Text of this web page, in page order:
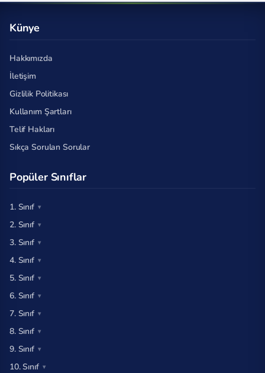
Künye
Hakkımızda
İletişim
Gizlilik Politikası
Kullanım Şartları
Telif Hakları
Sıkça Sorulan Sorular
Popüler Sınıflar
1. Sınıf
2. Sınıf
3. Sınıf
4. Sınıf
5. Sınıf
6. Sınıf
7. Sınıf
8. Sınıf
9. Sınıf
10. Sınıf